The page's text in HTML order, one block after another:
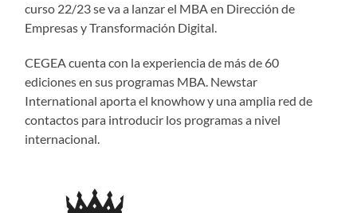
curso 22/23 se va a lanzar el MBA en Dirección de
Empresas y Transformación Digital.
CEGEA cuenta con la experiencia de más de 60
ediciones en sus programas MBA. Newstar
International aporta el knowhow y una amplia red de
contactos para introducir los programas a nivel
internacional.